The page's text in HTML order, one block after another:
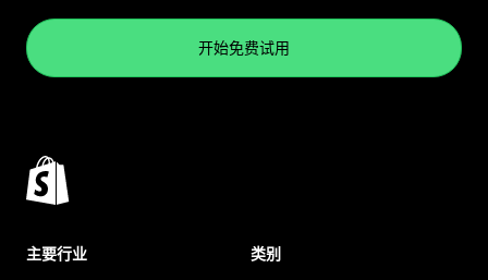
开始免费试用
主要行业 类别